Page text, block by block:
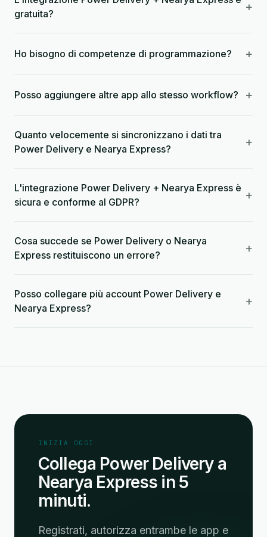
gratuita?
+
Ho bisogno di competenze di programmazione? +
Posso aggiungere altre app allo stesso workflow? +
Quanto velocemente si sincronizzano i dati tra
Power Delivery e Nearya Express?
+
L'integrazione Power Delivery + Nearya Express è
sicura e conforme al GDPR?
+
Cosa succede se Power Delivery o Nearya
Express restituiscono un errore?
+
Posso collegare più account Power Delivery e
Nearya Express?
+
INIZIA OGGI
Collega Power Delivery a
Nearya Express in 5
minuti.
Registrati, autorizza entrambe le app e